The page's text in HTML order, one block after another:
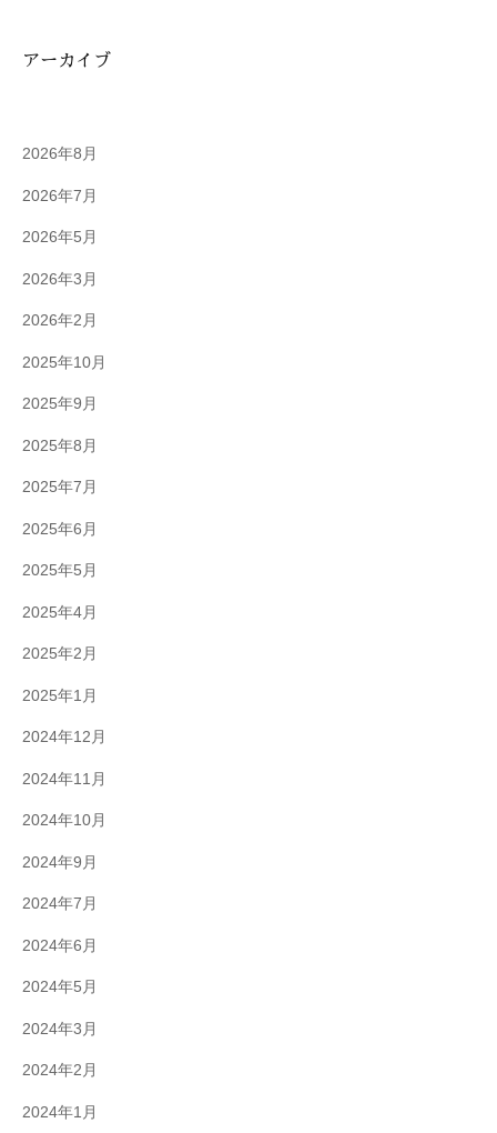
アーカイブ
2026年8月
2026年7月
2026年5月
2026年3月
2026年2月
2025年10月
2025年9月
2025年8月
2025年7月
2025年6月
2025年5月
2025年4月
2025年2月
2025年1月
2024年12月
2024年11月
2024年10月
2024年9月
2024年7月
2024年6月
2024年5月
2024年3月
2024年2月
2024年1月